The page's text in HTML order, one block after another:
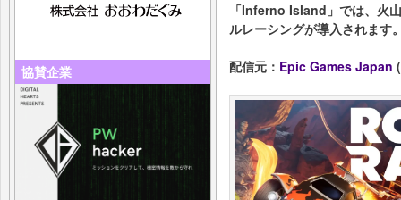
協賛企業
「Inferno Island」では、火
ルレーシングが導入されます
配信元： Epic Games Japan